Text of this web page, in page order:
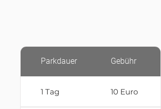
Parkdauer Gebühr
1 Tag 10 Euro